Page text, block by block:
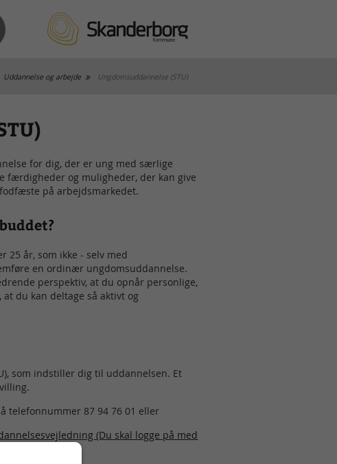
Uddannelse og arbejde Ungdomsuddannelse (STU)
for dig, der er ung med særlige
færdigheder og muligheder, der kan give
på arbejdsmarkedet.
25 år, som ikke - selv med
en ordinær ungdomsuddannelse.
perspektiv, at du opnår personlige,
du kan deltage så aktivt og
som indstiller dig til uddannelsen. Et
telefonnummer 87 94 76 01 eller
(Du skal logge på med